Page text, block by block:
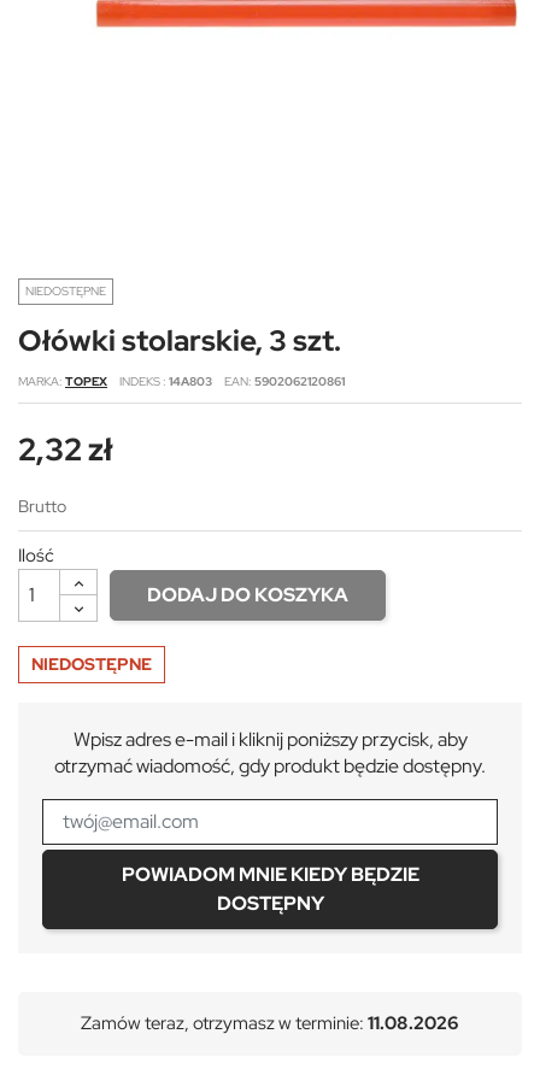
NIEDOSTĘPNE
Ołówki stolarskie, 3 szt.
MARKA TOPEX INDEKS 14A803 EAN 5902062120861
2,32 zł
Brutto
Ilość
DODAJ DO KOSZYKA
NIEDOSTĘPNE
Wpisz adres e-mail i kliknij poniższy przycisk, aby
otrzymać wiadomość, gdy produkt będzie dostępny.
POWIADOM MNIE KIEDY BĘDZIE
DOSTĘPNY
Zamów teraz, otrzymasz w terminie: 11.08.2026